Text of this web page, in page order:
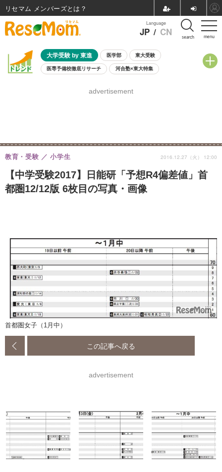
menu
Language
JP / CN search
大学受験 by 東進 医学部 東大受験
医専予備校徹底リサーチ 河合塾×東大特集
8月開催学校説明会・相談会
advertisement
【中学受験2017】日能研「予想R4偏差値」首
都圏12/12版 6枚目の写真・画像
教育・受験 小学生 2016.12.27（火） 12:00
首都圏女子（1月中）
この記事へ戻る
advertisement
リセマム メンバーズ